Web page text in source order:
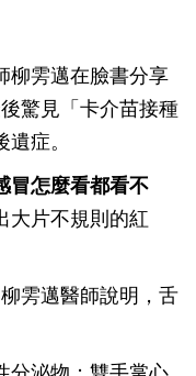
柳雱邁在臉書分享
驚見「卡介苗接種
症。
冒怎麼看都看不
大片不規則的紅
柳雱邁醫師說明，舌